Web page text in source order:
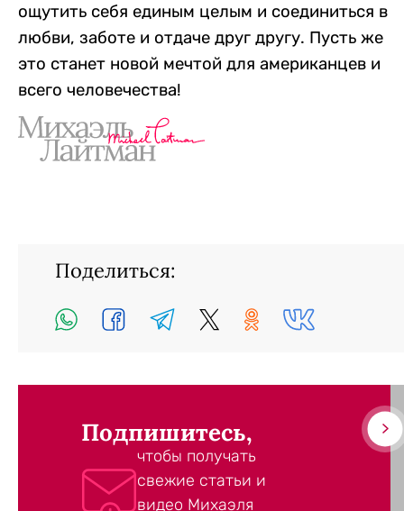
ощутить себя единым целым и соединиться в
любви, заботе и отдаче друг другу. Пусть же
это станет новой мечтой для американцев и
всего человечества!
Поделиться:
Подпишитесь,
чтобы получать
свежие статьи и
видео Михаэля